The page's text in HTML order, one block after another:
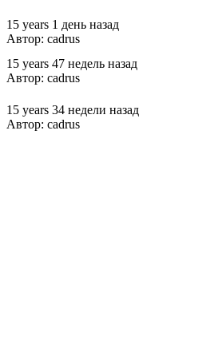
15 years 1 день назад
Автор: cadrus
15 years 47 недель назад
Автор: cadrus
15 years 34 недели назад
Автор: cadrus